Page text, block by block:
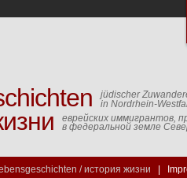
jüdischer
in Nordrhein-
еврейских иммигрантов,
в федеральной земле
/ история жизни